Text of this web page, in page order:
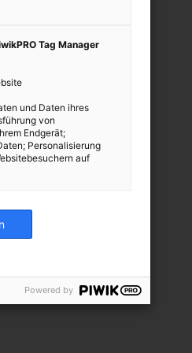
aus den
nur
der U-
ein
in den
des
Tag Manager
und Daten ihres
von
Endgerät;
Personalisierung
auf
Powered by